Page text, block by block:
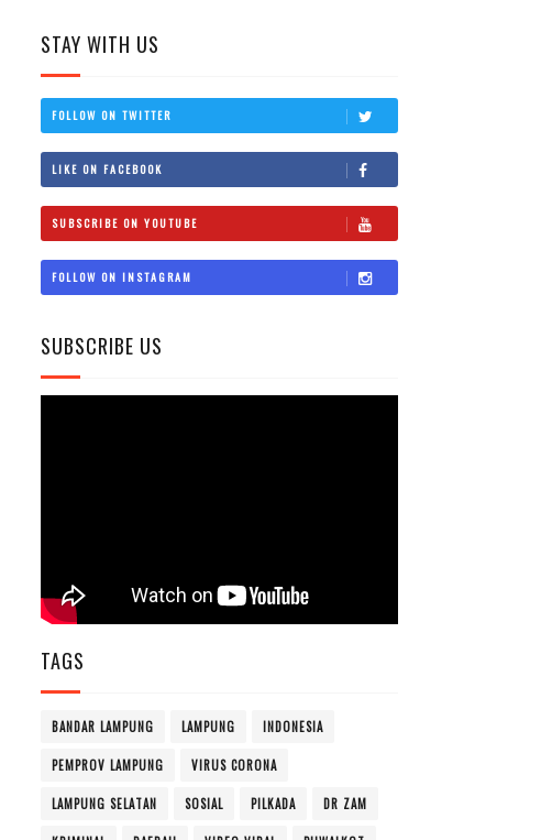
STAY WITH US
FOLLOW ON TWITTER
LIKE ON FACEBOOK
SUBSCRIBE ON YOUTUBE
FOLLOW ON INSTAGRAM
SUBSCRIBE US
TAGS
BANDAR LAMPUNG LAMPUNG INDONESIA
PEMPROV LAMPUNG VIRUS CORONA
LAMPUNG SELATAN SOSIAL PILKADA DR ZAM